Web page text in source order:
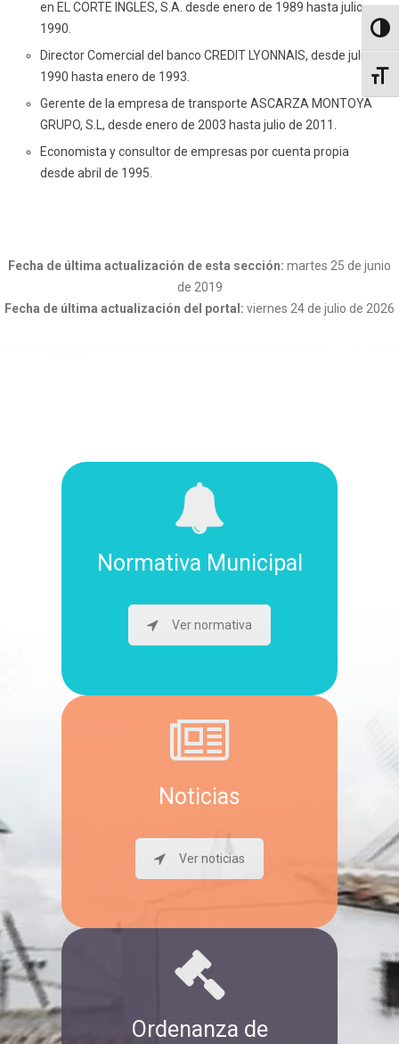
en EL CORTE INGLES, S.A. desde enero de 1989 hasta julio
1990.
Director Comercial del banco CREDIT LYONNAIS, desde julio
1990 hasta enero de 1993.
Gerente de la empresa de transporte ASCARZA MONTOYA
GRUPO, S.L, desde enero de 2003 hasta julio de 2011.
Economista y consultor de empresas por cuenta propia
desde abril de 1995.
Fecha de última actualización de esta sección: martes 25 de junio
de 2019
Fecha de última actualización del portal: viernes 24 de julio de 2026
Normativa Municipal
Ver normativa
Noticias
Ver noticias
Ordenanza de